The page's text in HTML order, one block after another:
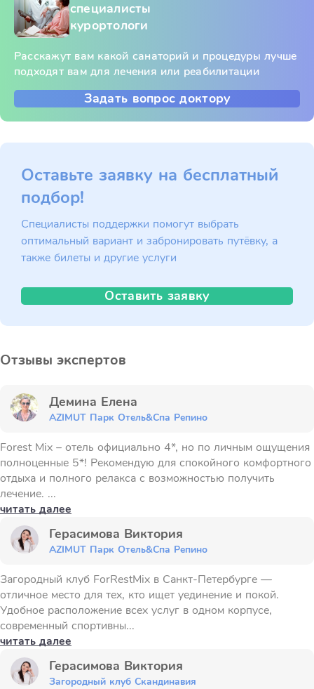
специалисты
курортологи
Расскажут вам какой санаторий и процедуры лучше
подходят вам для лечения или реабилитации
Задать вопрос доктору
Оставьте заявку на бесплатный
подбор!
Специалисты поддержки помогут выбрать
оптимальный вариант и забронировать путёвку, а
также билеты и другие услуги
Оставить заявку
Отзывы экспертов
Демина Елена
AZIMUT Парк Отель&Спа Репино
Forest Mix – отель официально 4*, но по личным ощущения
полноценные 5*! Рекомендую для спокойного комфортного
отдыха и полного релакса с возможностью получить
лечение. ...
читать далее
Герасимова Виктория
AZIMUT Парк Отель&Спа Репино
Загородный клуб ForRestMix в Санкт-Петербурге —
отличное место для тех, кто ищет уединение и покой.
Удобное расположение всех услуг в одном корпусе,
современный спортивны...
читать далее
Герасимова Виктория
Загородный клуб Скандинавия